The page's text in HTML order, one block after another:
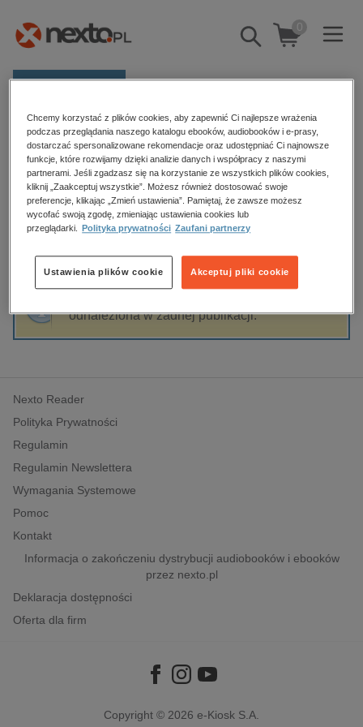
Pokaż/schowaj
wyszukiwarkę
0
Kategorie
Zobacz wszystkie E-prasa
budownictwo, aranżacja wnętrz
biznesowe, branżowe, gospodarka
dzienniki
edukacja
hobby, sport, rozrywka
komputery, internet, technologie, informatyka
polityka, społeczno-informacyjne
psychologiczne
inne
popularno-naukowe
historia
Strona główna Jakub Kępiński LL.M
Jakub Kępiński LL.M
Sortowanie Filtrowanie
odnaleziona w żadnej publikacji.
Nexto Reader
Polityka Prywatności
Regulamin
Regulamin Newslettera
Wymagania Systemowe
Pomoc
Kontakt
Informacja o zakończeniu dystrybucji audiobooków i ebooków
przez nexto.pl
Deklaracja dostępności
Oferta dla firm
Copyright © 2026 e-Kiosk S.A.
Chcemy korzystać z plików cookies, aby zapewnić Ci najlepsze wrażenia
podczas przeglądania naszego katalogu ebooków, audiobooków i e-prasy,
dostarczać spersonalizowane rekomendacje oraz udostępniać Ci najnowsze
funkcje, które rozwijamy dzięki analizie danych i współpracy z naszymi
partnerami. Jeśli zgadzasz się na korzystanie ze wszystkich plików cookies,
kliknij „Zaakceptuj wszystkie”. Możesz również dostosować swoje
preferencje, klikając „Zmień ustawienia”. Pamiętaj, że zawsze możesz
wycofać swoją zgodę, zmieniając ustawienia cookies lub
przeglądarki.
Polityka prywatności Zaufani partnerzy
Akceptuj pliki cookie
Ustawienia plików cookie